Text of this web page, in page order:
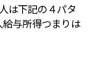
は下記の４パタ
与所得つまりは